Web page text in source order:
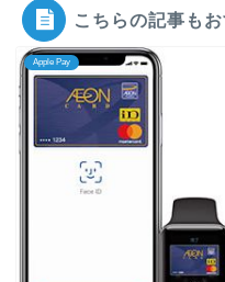
こちらの記事も
Apple Pay